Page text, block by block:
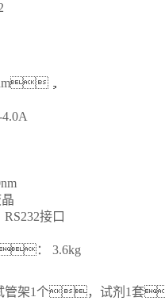
，
接口
： 3.6kg
管架1个，试剂1套